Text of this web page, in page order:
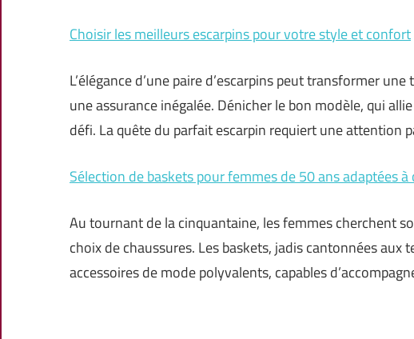
Choisir les meilleurs escarpins pour votre style et confort
L’élégance d’une paire d’escarpins peut transformer
une assurance inégalée. Dénicher le bon modèle, qui
défi. La quête du parfait escarpin requiert une attention
Sélection de baskets pour femmes de 50 ans adaptées
Au tournant de la cinquantaine, les femmes cherchent
choix de chaussures. Les baskets, jadis cantonnées
accessoires de mode polyvalents, capables